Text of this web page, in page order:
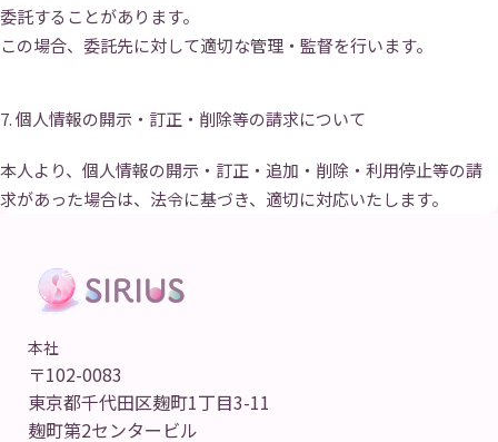
委託することがあります。
この場合、委託先に対して適切な管理・監督を行います。
7. 個人情報の開示・訂正・削除等の請求について
本人より、個人情報の開示・訂正・追加・削除・利用停止等の請
求があった場合は、法令に基づき、適切に対応いたします。
本社
〒102-0083
東京都千代田区麹町1丁目3-11
麹町第2センタービル